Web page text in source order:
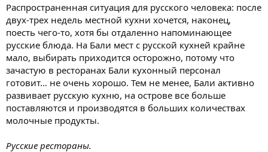
Распространенная ситуация для русского человека: после
двух-трех недель местной кухни хочется, наконец,
поесть чего-то, хотя бы отдаленно напоминающее
русские блюда. На Бали мест с русской кухней крайне
мало, выбирать приходится осторожно, потому что
зачастую в ресторанах Бали кухонный персонал
готовит… не очень хорошо. Тем не менее, Бали активно
развивает русскую кухню, на острове все больше
поставляются и производятся в больших количествах
молочные продукты.
Русские рестораны.